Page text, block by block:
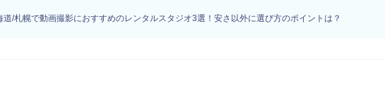
道/札幌で動画撮影におすすめのレンタルスタジオ3選！安さ以外に選び方のポイントは？